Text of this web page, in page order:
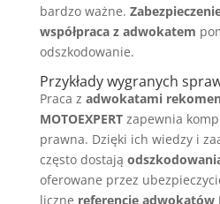
bardzo ważne.
współpraca z adwokatem
odszkodowanie.
Przykłady wygranych
Praca z adwokatami
MOTOEXPERTzapewnia
prawna. Dzięki ich wiedzy i
często dostają
oferowane przez
liczne referencje adwokatów